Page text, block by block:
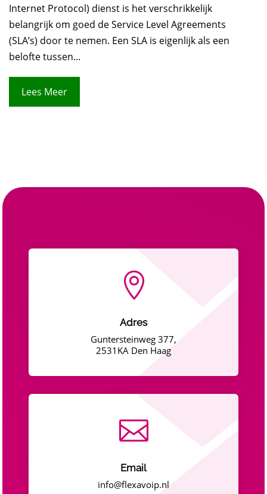
Internet Protocol) dienst is het verschrikkelijk
belangrijk om goed de Service Level Agreements
(SLA’s) door te nemen. Een SLA is eigenlijk als een
belofte tussen...
Lees Meer

Adres
Guntersteinweg 377,
2531KA Den Haag

Email
info@flexavoip.nl